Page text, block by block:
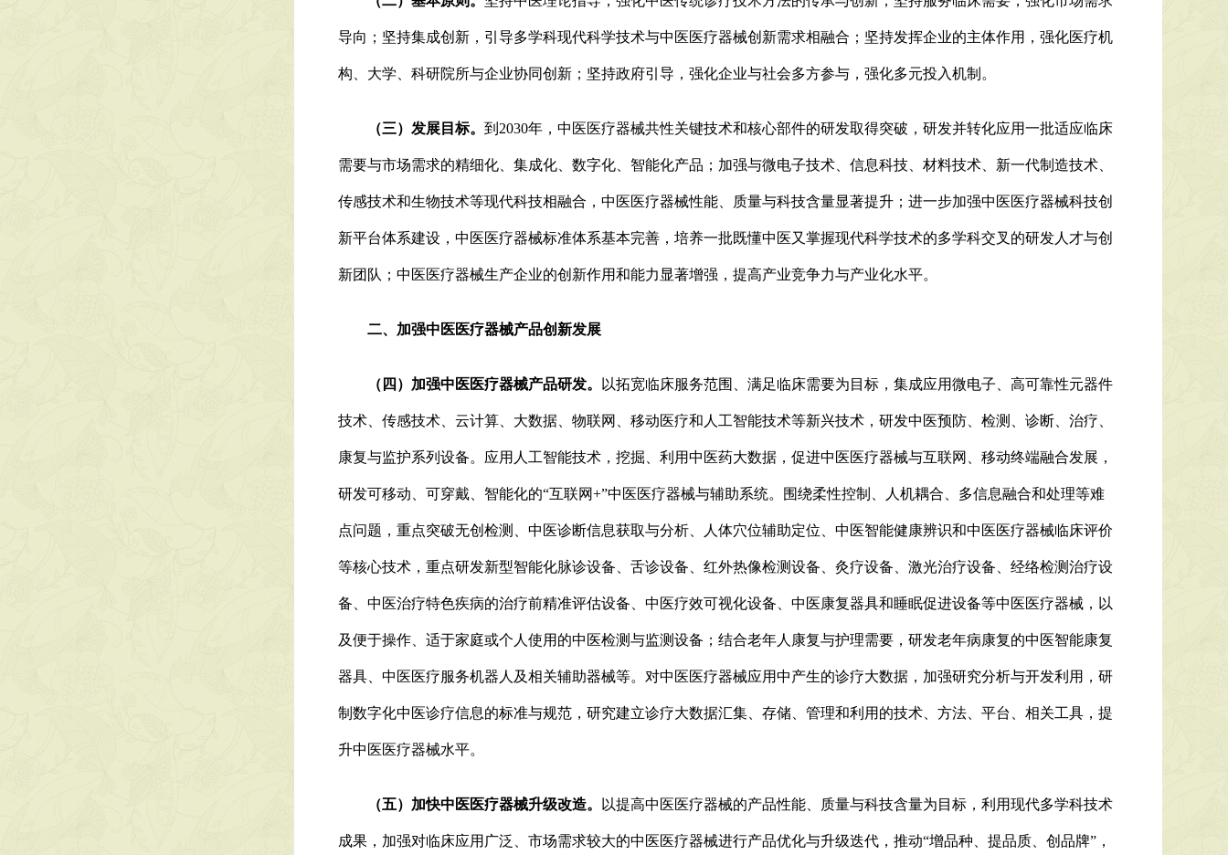
导向；坚持集成创新，引导多学科现代科学技术与中医医疗器械创新需求相融合；坚持发挥企业的主体作用，强化医疗机
构、大学、科研院所与企业协同创新；坚持政府引导，强化企业与社会多方参与，强化多元投入机制。
（三）发展目标。 到2030年，中医医疗器械共性关键技术和核心部件的研发取得突破，研发并转化应用一批适应临床
需要与市场需求的精细化、集成化、数字化、智能化产品；加强与微电子技术、信息科技、材料技术、新一代制造技术、
传感技术和生物技术等现代科技相融合，中医医疗器械性能、质量与科技含量显著提升；进一步加强中医医疗器械科技创
新平台体系建设，中医医疗器械标准体系基本完善，培养一批既懂中医又掌握现代科学技术的多学科交叉的研发人才与创
新团队；中医医疗器械生产企业的创新作用和能力显著增强，提高产业竞争力与产业化水平。
二、加强中医医疗器械产品创新发展
（四）加强中医医疗器械产品研发。 以拓宽临床服务范围、满足临床需要为目标，集成应用微电子、高可靠性元器件
技术、传感技术、云计算、大数据、物联网、移动医疗和人工智能技术等新兴技术，研发中医预防、检测、诊断、治疗、
康复与监护系列设备。应用人工智能技术，挖掘、利用中医药大数据，促进中医医疗器械与互联网、移动终端融合发展，
研发可移动、可穿戴、智能化的“互联网+”中医医疗器械与辅助系统。围绕柔性控制、人机耦合、多信息融合和处理等难
点问题，重点突破无创检测、中医诊断信息获取与分析、人体穴位辅助定位、中医智能健康辨识和中医医疗器械临床评价
等核心技术，重点研发新型智能化脉诊设备、舌诊设备、红外热像检测设备、灸疗设备、激光治疗设备、经络检测治疗设
备、中医治疗特色疾病的治疗前精准评估设备、中医疗效可视化设备、中医康复器具和睡眠促进设备等中医医疗器械，以
及便于操作、适于家庭或个人使用的中医检测与监测设备；结合老年人康复与护理需要，研发老年病康复的中医智能康复
器具、中医医疗服务机器人及相关辅助器械等。对中医医疗器械应用中产生的诊疗大数据，加强研究分析与开发利用，研
制数字化中医诊疗信息的标准与规范，研究建立诊疗大数据汇集、存储、管理和利用的技术、方法、平台、相关工具，提
升中医医疗器械水平。
（五）加快中医医疗器械升级改造。 以提高中医医疗器械的产品性能、质量与科技含量为目标，利用现代多学科技术
成果，加强对临床应用广泛、市场需求较大的中医医疗器械进行产品优化与升级迭代，推动“增品种、提品质、创品牌”，